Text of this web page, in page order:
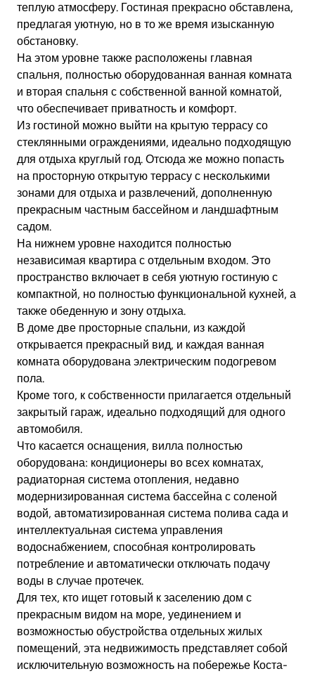
теплую атмосферу. Гостиная прекрасно обставлена,
предлагая уютную, но в то же время изысканную
обстановку.
На этом уровне также расположены главная
спальня, полностью оборудованная ванная комната
и вторая спальня с собственной ванной комнатой,
что обеспечивает приватность и комфорт.
Из гостиной можно выйти на крытую террасу со
стеклянными ограждениями, идеально подходящую
для отдыха круглый год. Отсюда же можно попасть
на просторную открытую террасу с несколькими
зонами для отдыха и развлечений, дополненную
прекрасным частным бассейном и ландшафтным
садом.
На нижнем уровне находится полностью
независимая квартира с отдельным входом. Это
пространство включает в себя уютную гостиную с
компактной, но полностью функциональной кухней, а
также обеденную и зону отдыха.
В доме две просторные спальни, из каждой
открывается прекрасный вид, и каждая ванная
комната оборудована электрическим подогревом
пола.
Кроме того, к собственности прилагается отдельный
закрытый гараж, идеально подходящий для одного
автомобиля.
Что касается оснащения, вилла полностью
оборудована: кондиционеры во всех комнатах,
радиаторная система отопления, недавно
модернизированная система бассейна с соленой
водой, автоматизированная система полива сада и
интеллектуальная система управления
водоснабжением, способная контролировать
потребление и автоматически отключать подачу
воды в случае протечек.
Для тех, кто ищет готовый к заселению дом с
прекрасным видом на море, уединением и
возможностью обустройства отдельных жилых
помещений, эта недвижимость представляет собой
исключительную возможность на побережье Коста-